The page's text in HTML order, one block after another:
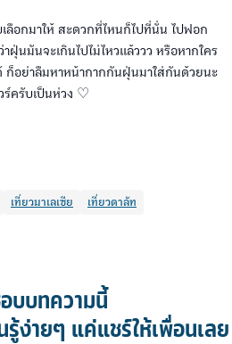
มาให้ สะดวกที่ไหนก็ไปที่นั่น ไปฟอก
ฝุ่นมันจะเกินไปไม่ไหวแล้ววว หรือหากใคร
ก็อย่าลืมหาหน้ากากกันฝุ่นมาใส่กันด้วยนะ
ร์ครับเป็นห่วง ♡
เที่ยวมาเลเซีย เที่ยวดาลัท
บทความนี้
ง่ายๆ แค่แชร์ให้เพื่อนเลย